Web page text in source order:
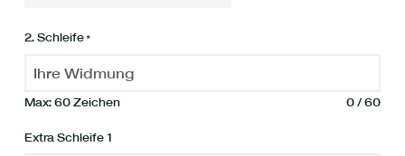
2. Schleife*
0 /60
Max: 60 Zeichen
Extra Schleife 1